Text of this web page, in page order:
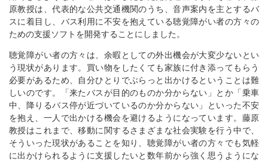
原教授は、代表的な公共交通機関のうち、音声案内を主とするバ
スに着目し、バス利用に不安を抱えている聴覚障がい者の方々の
ための支援ソフトを開発することにしました。
聴覚障がい者の方々は、余暇としての外出機会が大変少ないとい
う現状があります。買い物をしたくても家族に付き添ってもらう
必要があるため、自分ひとりでぶらっと出かけるということは難
しいのです。「来たバスが目的のものか分からない」とか「乗車
中、降りるバス停が近づいているのか分からない」といった不安
を抱え、一人で出かける機会を避けるようになっています。藤原
教授はこれまで、移動に関するさまざまな社会実験を行う中で、
そういった現状があることを知り、聴覚障がい者の方々でも気軽
に出かけられるように支援したいと数年前から強く思うようにな